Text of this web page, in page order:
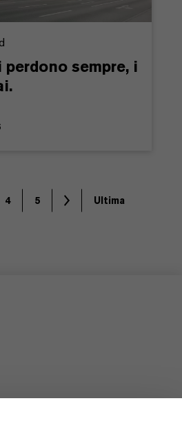
sempre, i
4 5 Ultima